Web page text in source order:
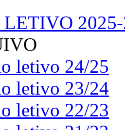
letivo 24/25
letivo 23/24
letivo 22/23